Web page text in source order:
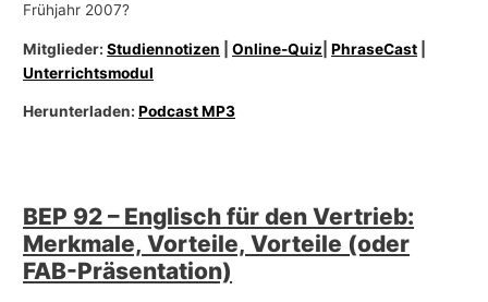
Frühjahr 2007?
Mitglieder:Studiennotizen |Online-Quiz |PhraseCast
Unterrichtsmodul
Herunterladen:Podcast MP3
BEP 92 – Englisch für den Vertrieb:
Merkmale, Vorteile, Vorteile (oder
FAB-Präsentation)